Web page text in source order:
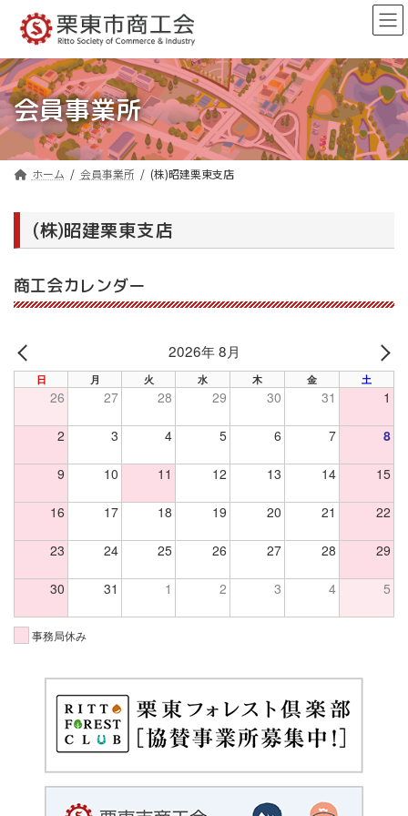
ン
ツ
へ
ス
キ
ッ
ー
シ
ョ
ン
に
移
会員事業所
ホーム 会員事業所 (株)昭建栗東支店
(株)昭建栗東支店
商工会カレンダー
PREV
2026年 8月
日 月 火 水 木 金 土
26 27 28 29 30 31 1
2 3 4 5 6 7 8
9 10 11 12 13 14 15
16 17 18 19 20 21 22
23 24 25 26 27 28 29
30 31 1 2 3 4 5
事務局休み